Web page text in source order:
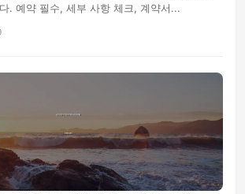
. 예약 필수, 세부 사항 체크, 계약서...